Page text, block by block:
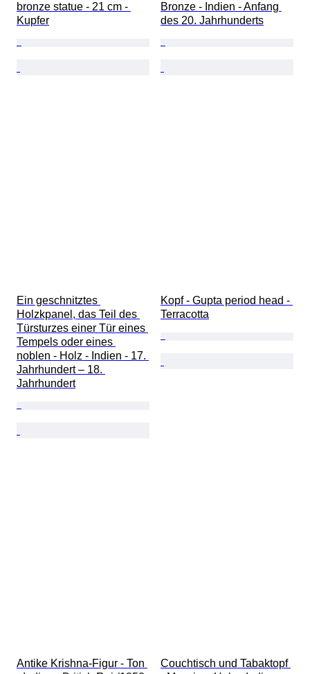
bronze statue - 21 cm -
Kupfer
Bronze - Indien - Anfang
des 20. Jahrhunderts
Ein geschnitztes
Holzkpanel, das Teil des
Türsturzes einer Tür eines
Tempels oder eines
noblen - Holz - Indien - 17.
Jahrhundert – 18.
Jahrhundert
Kopf - Gupta period head -
Terracotta
Antike Krishna-Figur - Ton
Couchtisch und Tabaktopf